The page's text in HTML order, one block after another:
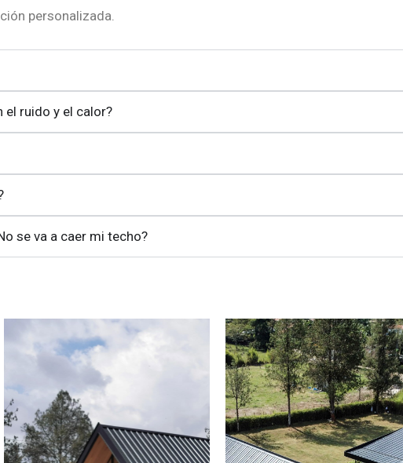
personalizada.
ruido y el calor?
se va a caer mi techo?